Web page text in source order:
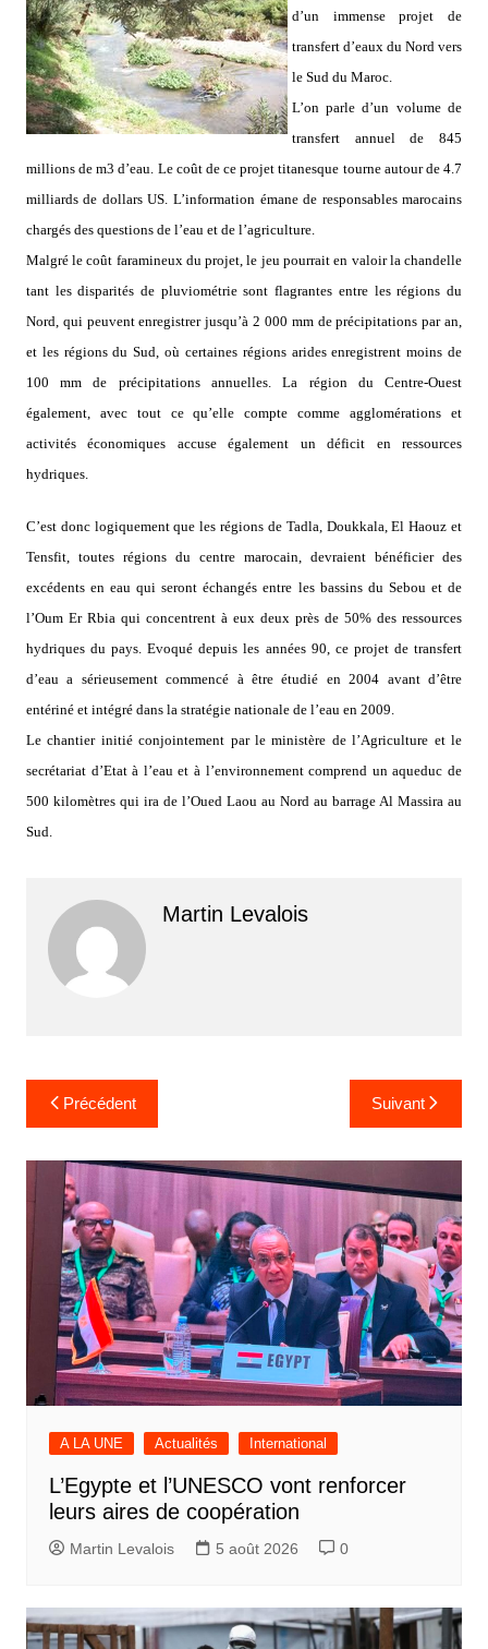
d’un immense projet de
transfert d’eaux du Nord vers
le Sud du Maroc.
L’on parle d’un volume de
transfert annuel de 845
millions de m3 d’eau. Le coût de ce projet titanesque tourne autour de 4.7
milliards de dollars US. L’information émane de responsables marocains
chargés des questions de l’eau et de l’agriculture.
Malgré le coût faramineux du projet, le jeu pourrait en valoir la chandelle
tant les disparités de pluviométrie sont flagrantes entre les régions du
Nord, qui peuvent enregistrer jusqu’à 2 000 mm de précipitations par an,
et les régions du Sud, où certaines régions arides enregistrent moins de
100 mm de précipitations annuelles. La région du Centre-Ouest
également, avec tout ce qu’elle compte comme agglomérations et
activités économiques accuse également un déficit en ressources
hydriques.
C’est donc logiquement que les régions de Tadla, Doukkala, El Haouz et
Tensfit, toutes régions du centre marocain, devraient bénéficier des
excédents en eau qui seront échangés entre les bassins du Sebou et de
l’Oum Er Rbia qui concentrent à eux deux près de 50% des ressources
hydriques du pays. Evoqué depuis les années 90, ce projet de transfert
d’eau a sérieusement commencé à être étudié en 2004 avant d’être
entériné et intégré dans la stratégie nationale de l’eau en 2009.
Le chantier initié conjointement par le ministère de l’Agriculture et le
secrétariat d’Etat à l’eau et à l’environnement comprend un aqueduc de
500 kilomètres qui ira de l’Oued Laou au Nord au barrage Al Massira au
Sud.
Martin Levalois
Navigation
de
l’article
Précédent Suivant
A LA UNE Actualités International
L’Egypte et l’UNESCO vont renforcer
leurs aires de coopération
Martin Levalois 5 août 2026 0